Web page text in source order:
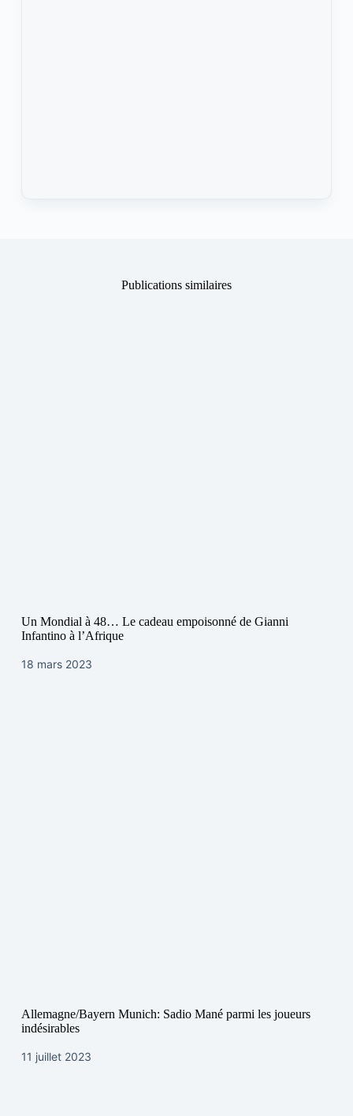
Publications similaires
Un Mondial à 48… Le cadeau empoisonné de Gianni
Infantino à l’Afrique
18 mars 2023
Allemagne/Bayern Munich: Sadio Mané parmi les joueurs
indésirables
11 juillet 2023